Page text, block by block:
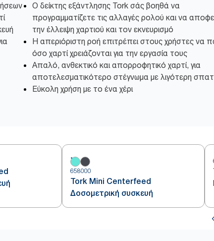
Ο δείκτης εξάντλησης Tork σάς βοηθά να
προγραμματίζετε τις αλλαγές ρολού και να
την έλλειψη χαρτιού και τον εκνευρισμό
Η απεριόριστη ροή επιτρέπει στους χρήστες να
όσο χαρτί χρειάζονται για την εργασία τους
Απαλό, ανθεκτικό και απορροφητικό χαρτί, για
αποτελεσματικότερο στέγνωμα με λιγότερη
Εύκολη χρήση με το ένα χέρι
658000
Tork Mini Centerfeed
Δοσομετρική συσκευή